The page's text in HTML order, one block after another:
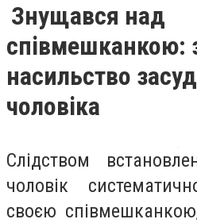
Знущався над
співмешканкою:
насильство
чоловіка
Слідством
чоловік
своєю